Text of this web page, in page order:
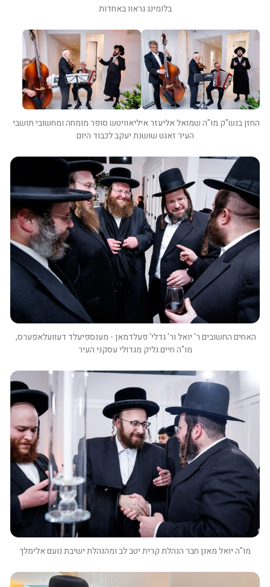
בלומינג גראוו באחדות
העיר זאגט שושנת יעקב לכבוד היום
מו"ה חיים גליק מגדולי עסקני העיר
מו"ה יואל מאנן חבר הנהלת קרית יטב לב ומהנהלת ישיבת נועם אלימלך